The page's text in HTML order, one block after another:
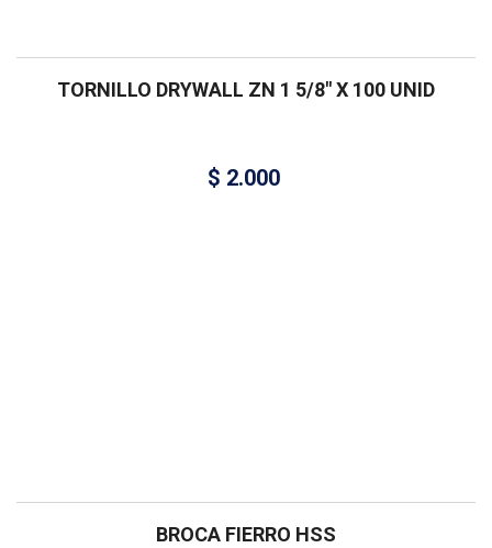
TORNILLO DRYWALL ZN 1 5/8″ X 100 UNID
$ 2.000
BROCA FIERRO HSS